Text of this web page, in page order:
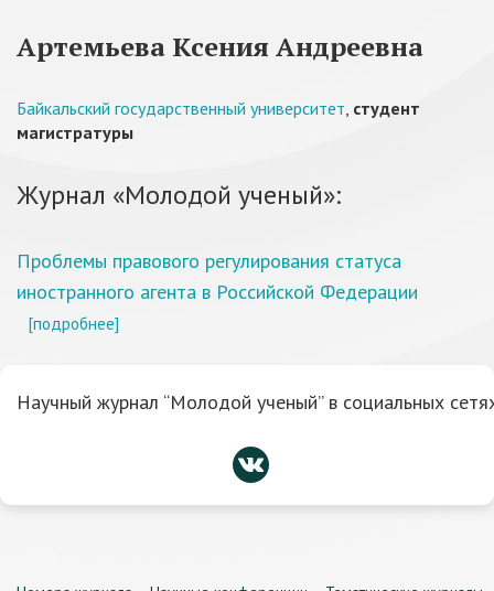
Артемьева Ксения Андреевна
Байкальский государственный университет, студент
магистратуры
Журнал «Молодой ученый»:
Проблемы правового регулирования статуса
иностранного агента в Российской Федерации
[подробнее]
Научный журнал “Молодой ученый” в социальных